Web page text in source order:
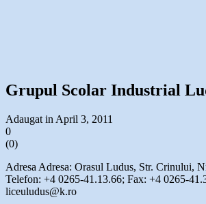
Grupul Scolar Industrial
Adaugat in April 3, 2011
0
(0)
Adresa Adresa: Orasul Ludus, Str. Crinului,
Telefon: +4 0265-41.13.66; Fax: +4 0265-
liceuludus@k.ro